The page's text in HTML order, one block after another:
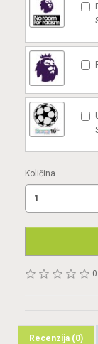
Količina
Recenzija (0)